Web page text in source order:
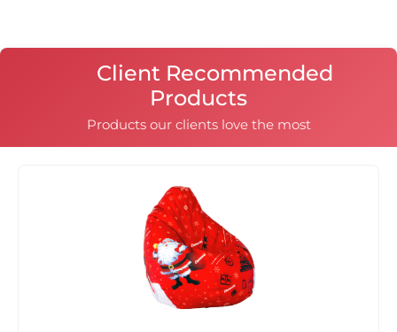
Client Recommended
Products
Products our clients love the most